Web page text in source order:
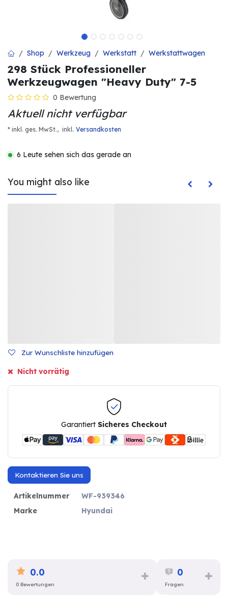
Shop Werkzeug Werkstatt Werkstattwagen
298 Stück Professioneller
Werkzeugwagen "Heavy Duty" 7-5
0 Bewertung
Aktuell nicht verfügbar
* inkl. ges. MwSt., inkl . Versandkosten
6 Leute sehen sich das gerade an
You might also like
Zur Wunschliste hinzufügen
Nicht vorrätig
Garantiert Sicheres Checkout
Kontaktieren Sie uns
Artikelnummer
WF-939346
Marke
Hyundai
0.0
0 Bewertungen
0
Fragen